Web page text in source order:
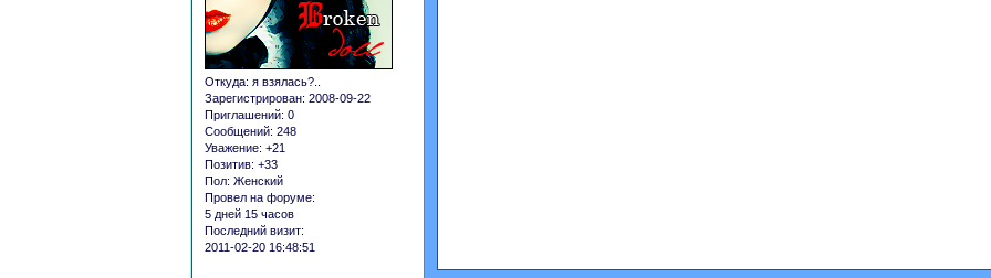
Откуда: я взялась?..
Зарегистрирован: 2008-09-22
Приглашений: 0
Сообщений: 248
Уважение: +21
Позитив: +33
Пол: Женский
Провел на форуме:
5 дней 15 часов
Последний визит:
2011-02-20 16:48:51